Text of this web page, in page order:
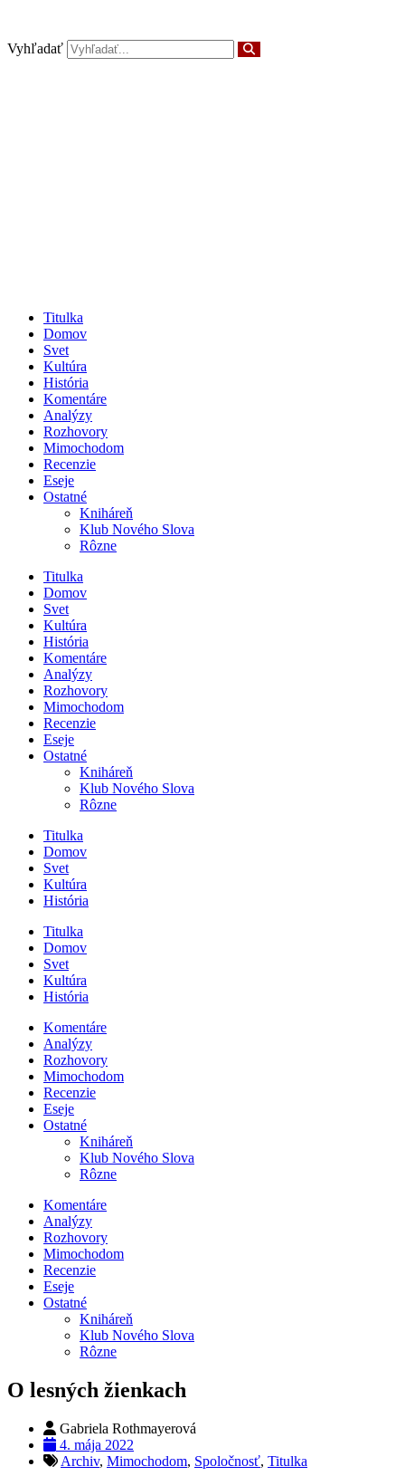
obsah
Vyhľadať
Titulka
Domov
Svet
Kultúra
História
Komentáre
Analýzy
Rozhovory
Mimochodom
Recenzie
Eseje
Ostatné
Kniháreň
Klub Nového Slova
Rôzne
Titulka
Domov
Svet
Kultúra
História
Komentáre
Analýzy
Rozhovory
Mimochodom
Recenzie
Eseje
Ostatné
Kniháreň
Klub Nového Slova
Rôzne
Titulka
Domov
Svet
Kultúra
História
Titulka
Domov
Svet
Kultúra
História
Komentáre
Analýzy
Rozhovory
Mimochodom
Recenzie
Eseje
Ostatné
Kniháreň
Klub Nového Slova
Rôzne
Komentáre
Analýzy
Rozhovory
Mimochodom
Recenzie
Eseje
Ostatné
Kniháreň
Klub Nového Slova
Rôzne
O lesných žienkach
Gabriela Rothmayerová
4. mája 2022
Archiv, Mimochodom, Spoločnosť, Titulka